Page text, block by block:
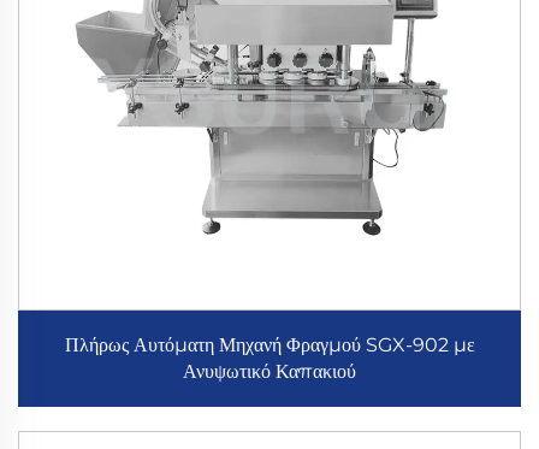
Πλήρως Αυτόματη Μηχανή Φραγμού SGX-902 με
Ανυψωτικό Καπακιού